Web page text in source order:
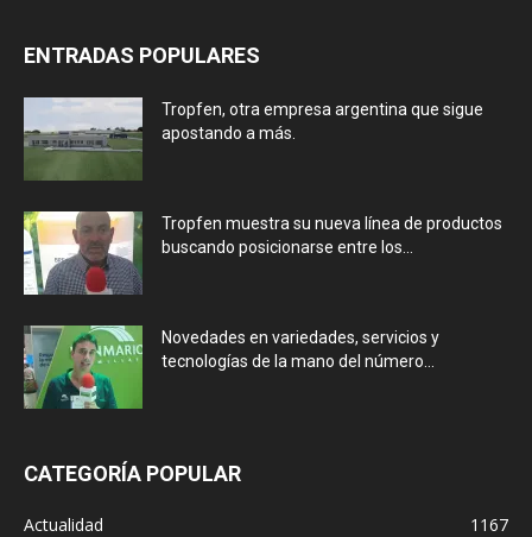
ENTRADAS POPULARES
Tropfen, otra empresa argentina que sigue
apostando a más.
Tropfen muestra su nueva línea de productos
buscando posicionarse entre los...
Novedades en variedades, servicios y
tecnologías de la mano del número...
CATEGORÍA POPULAR
Actualidad
1167